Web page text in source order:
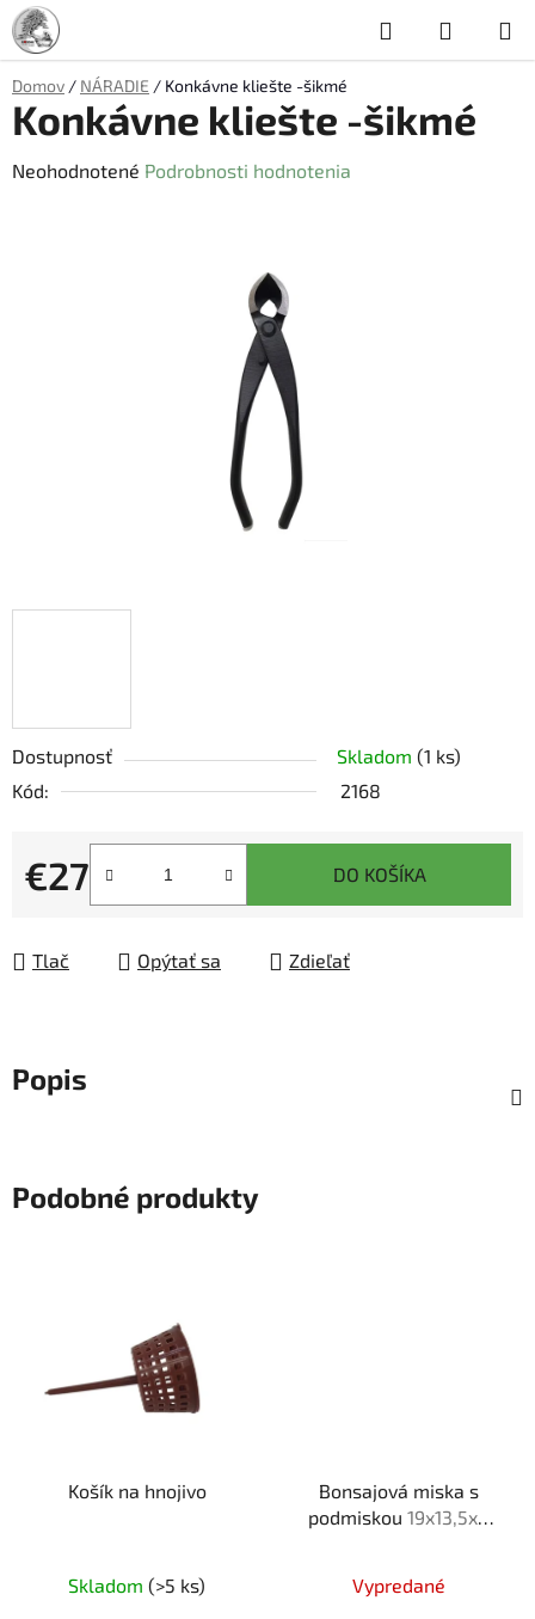
Prejsť
na
obsah
Hľadať
KOŠÍK
Domov / NÁRADIE / Konkávne kliešte -šikmé
Dostupnosť Skladom (1 ks)
Kód:
2168
€27
Jednotková cena:
DO KOŠÍKA
Tlač Opýtať sa Zdieľať
Konkávne kliešte -šikmé
Priemerné
Neohodnotené Podrobnosti hodnotenia
Popis
Podobné produkty
Košík na hnojivo
Skladom (>5 ks)
Bonsajová miska s
podmiskou 19x13,5x6
Vypredané